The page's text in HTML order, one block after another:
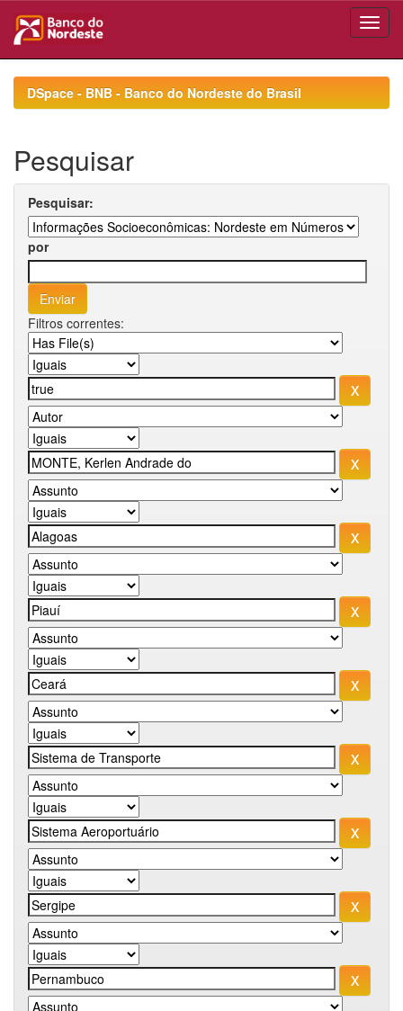
navigationDSpace - BNB - Banco do Nordeste do Brasil
Pesquisar
Pesquisar:
por
Filtros correntes: